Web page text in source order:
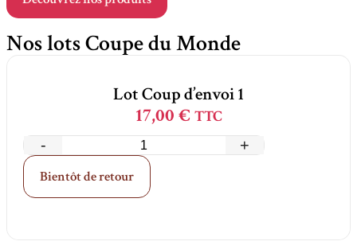
Nos lots Coupe du Monde
Lot Coup d’envoi 1
17,00 € TTC
-
+
Bientôt de retour